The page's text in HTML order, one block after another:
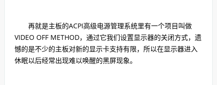
再就是主板的ACPI高级电源管理系统里有一个项目叫做
VIDEO OFF METHOD，通过它我们设置显示器的关闭方式，遗
憾的是不少的主板对新的显示卡支持有限，所以在显示器进入
休眠以后经常出现难以唤醒的黑屏现象。